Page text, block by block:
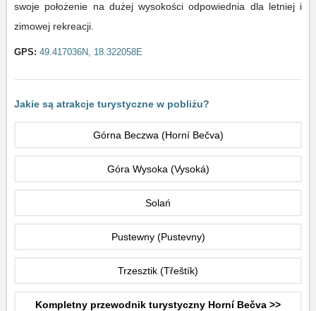
swoje położenie na dużej wysokości odpowiednia dla letniej i
zimowej rekreacji.
GPS: 49.417036N, 18.322058E
Jakie są atrakcje turystyczne w pobliżu?
Górna Beczwa (Horní Bečva)
Góra Wysoka (Vysoká)
Solań
Pustewny (Pustevny)
Trzesztik (Třeštík)
Kompletny przewodnik turystyczny Horní Bečva >>